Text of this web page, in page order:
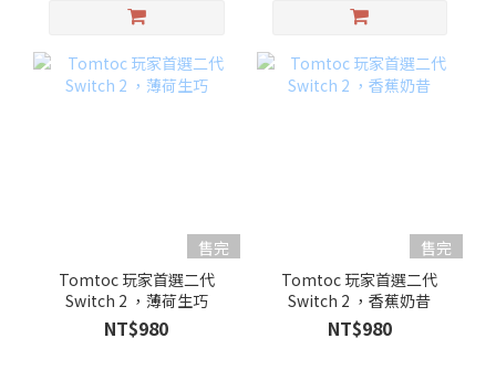
售完
Tomtoc 玩家首選二代
Switch 2 ，薄荷生巧
NT$980
售完
Tomtoc 玩家首選二代
Switch 2 ，香蕉奶昔
NT$980